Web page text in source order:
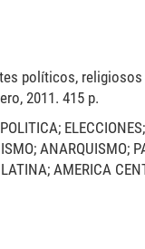
políticos,
2011. 415 p.
ANARQUISMO;
AMERICA